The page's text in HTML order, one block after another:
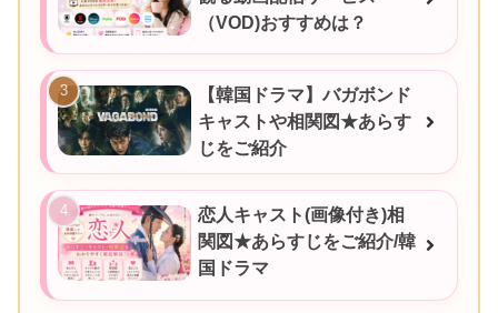
（VOD)おすすめは？
【韓国ドラマ】バガボンド
キャストや相関図★あらす
じをご紹介
恋人キャスト(画像付き)相
関図★あらすじをご紹介/韓
国ドラマ